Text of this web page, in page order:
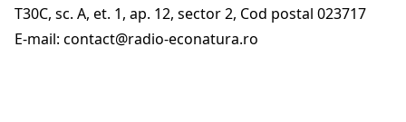
T30C, sc. A, et. 1, ap. 12, sector 2, Cod postal 023717
E-mail: contact@radio-econatura.ro